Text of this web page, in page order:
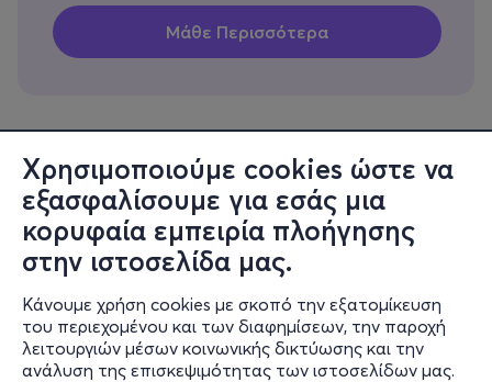
Χρησιμοποιούμε cookies ώστε να
εξασφαλίσουμε για εσάς μια
κορυφαία εμπειρία πλοήγησης
στην ιστοσελίδα μας.
Κάνουμε χρήση cookies με σκοπό την εξατομίκευση
του περιεχομένου και των διαφημίσεων, την παροχή
λειτουργιών μέσων κοινωνικής δικτύωσης και την
ανάλυση της επισκεψιμότητας των ιστοσελίδων μας.
Πληροφορίες
Υποστήριξη
Stay Connected